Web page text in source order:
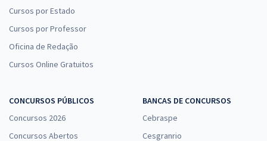
Cursos por Estado
Cursos por Professor
Oficina de Redação
Cursos Online Gratuitos
CONCURSOS PÚBLICOS
Concursos 2026
Concursos Abertos
BANCAS DE CONCURSOS
Cebraspe
Cesgranrio